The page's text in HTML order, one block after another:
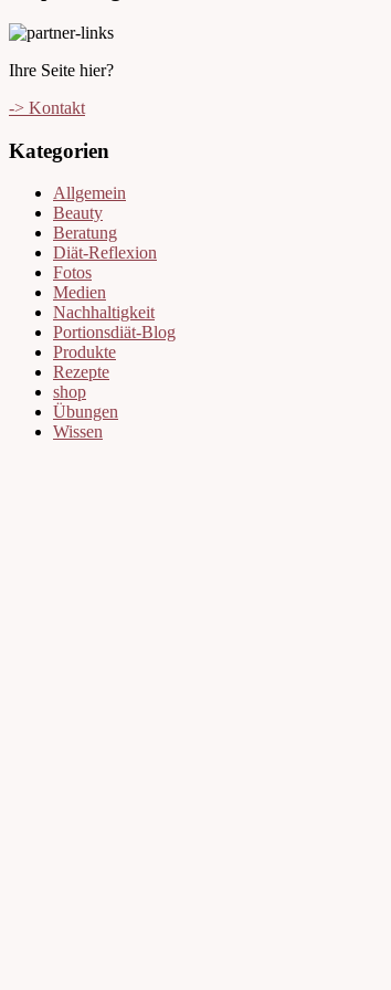
Ihre Seite hier?
-> Kontakt
Kategorien
Allgemein
Beauty
Beratung
Diät-Reflexion
Fotos
Medien
Nachhaltigkeit
Portionsdiät-Blog
Produkte
Rezepte
shop
Übungen
Wissen